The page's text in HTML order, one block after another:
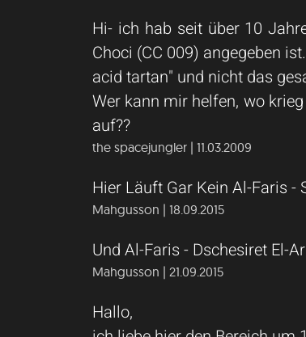
Hi- ich hab seit über 10
Choci (CC 009) angegeben
acid tartan" und nicht das
Wer kann mir helfen, wo
auf??
the spacejungler | 11.03.2009
Hier Läuft Gar Kein Al-Faris -
Mahgusson | 18.09.2015
Und Al-Faris - Dschesiret El-
Mahgusson | 21.09.2015
Hallo,